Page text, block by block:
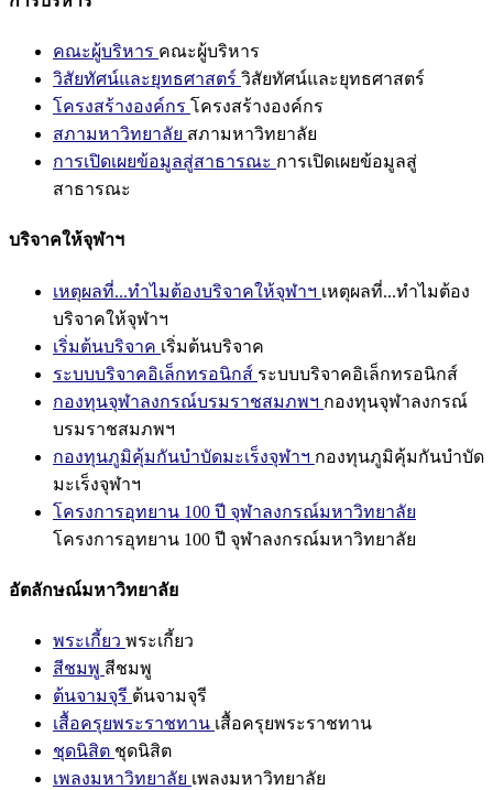
คณะผู้บริหาร คณะผู้บริหาร
วิสัยทัศน์และยุทธศาสตร์ วิสัยทัศน์และยุทธศาสตร์
โครงสร้างองค์กร โครงสร้างองค์กร
สภามหาวิทยาลัย สภามหาวิทยาลัย
การเปิดเผยข้อมูลสู่สาธารณะ การเปิดเผยข้อมูลสู่
สาธารณะ
บริจาคให้จุฬาฯ
เหตุผลที่...ทำไมต้องบริจาคให้จุฬาฯ เหตุผลที่...ทำไมต้อง
บริจาคให้จุฬาฯ
เริ่มต้นบริจาค เริ่มต้นบริจาค
ระบบบริจาคอิเล็กทรอนิกส์ ระบบบริจาคอิเล็กทรอนิกส์
กองทุนจุฬาลงกรณ์บรมราชสมภพฯ กองทุนจุฬาลงกรณ์
บรมราชสมภพฯ
กองทุนภูมิคุ้มกันบำบัดมะเร็งจุฬาฯ กองทุนภูมิคุ้มกันบำบัด
มะเร็งจุฬาฯ
โครงการอุทยาน 100 ปี จุฬาลงกรณ์มหาวิทยาลัย
โครงการอุทยาน 100 ปี จุฬาลงกรณ์มหาวิทยาลัย
อัตลักษณ์มหาวิทยาลัย
พระเกี้ยว พระเกี้ยว
สีชมพู สีชมพู
ต้นจามจุรี ต้นจามจุรี
เสื้อครุยพระราชทาน เสื้อครุยพระราชทาน
ชุดนิสิต ชุดนิสิต
เพลงมหาวิทยาลัย เพลงมหาวิทยาลัย